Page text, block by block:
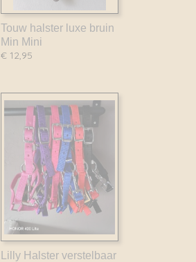
Touw halster luxe bruin
Min Mini
€ 12,95
Lilly Halster verstelbaar